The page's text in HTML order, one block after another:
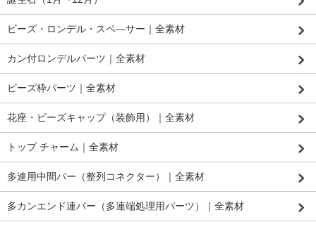
ビーズ・ロンデル・スベ―サー｜全素材
カン付ロンデルパーツ｜全素材
ビーズ枠パーツ｜全素材
花座・ビーズキャップ（装飾用）｜全素材
トップ チャーム｜全素材
多連用中間バー（整列コネクター）｜全素材
多カンエンド連バー（多連端処理用パーツ）｜全素材